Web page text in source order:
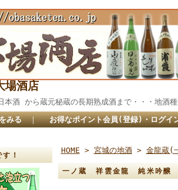
場酒店
日本酒 から蔵元秘蔵の長期熟成酒まで・・
みる ｜ お得なポイント会員(登録)・ログイ
！
HOME > 宮城の地酒> 金龍蔵(
一ノ蔵 祥雲金龍 純米吟